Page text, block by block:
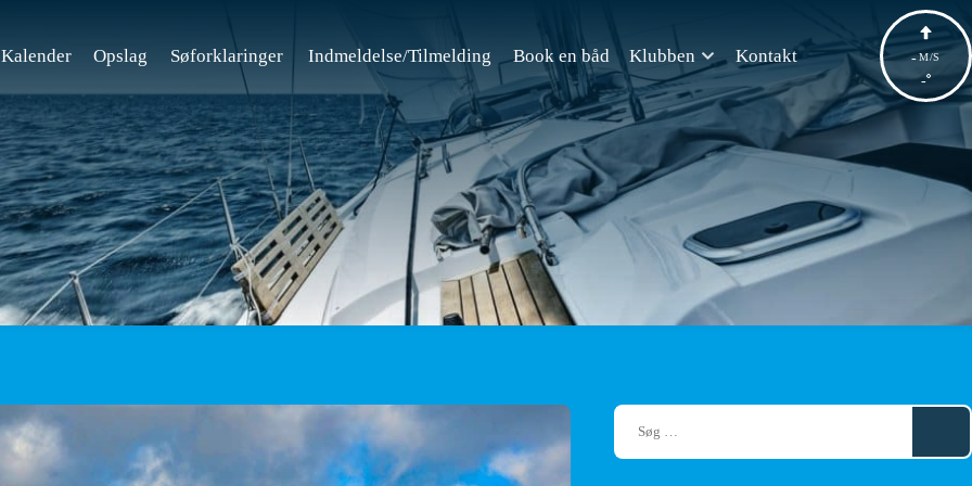
Kalender Opslag Søforklaringer Indmeldelse/Tilmelding Book en båd Klubben Kontakt -M/S
-